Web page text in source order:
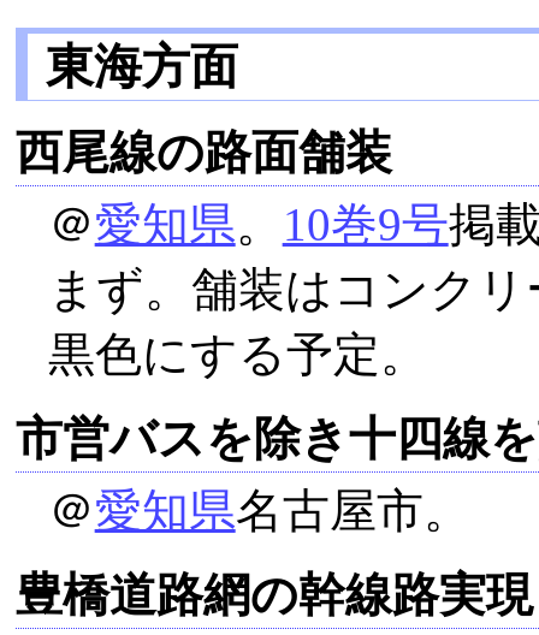
東海方面
西尾線の路面舗装
＠愛知県。 10巻9号掲
まず。舗装はコンク
黒色にする予定。
市営バスを除き十四線
＠愛知県名古屋市。
豊橋道路網の幹線路実現